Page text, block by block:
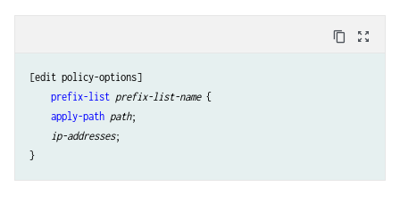
content_copy zoom_out_map
[edit policy-options]
prefix-list prefix-list-name {
apply-path path;
ip-addresses;